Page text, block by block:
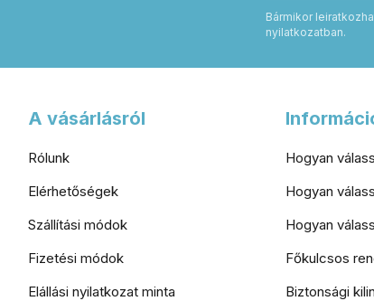
Bármikor
nyilatkozatban.
A vásárlásról
Rólunk
Elérhetőségek
Szállítási módok
Fizetési módok
Elállási nyilatkozat minta
Hogyan
Hogyan
Hogyan
Főkulcsos
Biztonsági